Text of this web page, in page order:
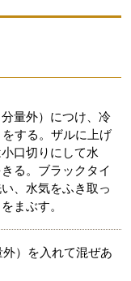
量外）につけ、冷
する。ザルに上げ
口切りにして水
る。ブラックタイ
、水気をふき取っ
まぶす。
）を入れて混ぜあ